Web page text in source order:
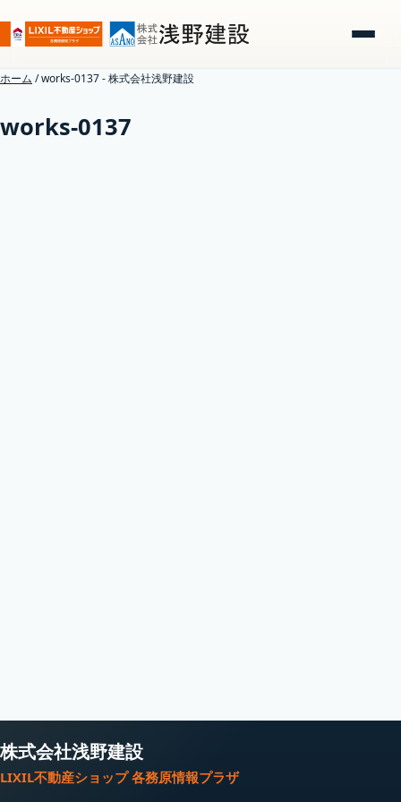
ホーム /works-0137 - 株式会社浅野建設
works-0137
株式会社浅野建設
LIXIL不動産ショップ 各務原情報プラザ